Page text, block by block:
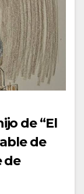
de “El
de
de